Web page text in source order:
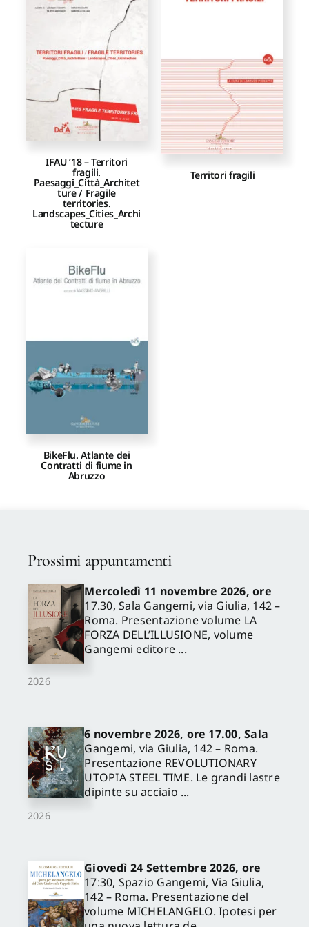
Proposte di pubblicazione
Gangemi Editore
Newsletter
IFAU ’18 – Territori
fragili.
Paesaggi_Città_Architet
ture / Fragile
territories.
Landscapes_Cities_Archi
tecture
Territori fragili
BikeFlu. Atlante dei
Contratti di fiume in
Abruzzo
Prossimi appuntamenti
2026
Mercoledì 11 novembre 2026, ore
17.30, Sala Gangemi, via Giulia, 142 –
Roma. Presentazione volume LA
FORZA DELL’ILLUSIONE, volume
Gangemi editore ...
2026
6 novembre 2026, ore 17.00, Sala
Gangemi, via Giulia, 142 – Roma.
Presentazione REVOLUTIONARY
UTOPIA STEEL TIME. Le grandi lastre
dipinte su acciaio ...
Giovedì 24 Settembre 2026, ore
17:30, Spazio Gangemi, Via Giulia,
142 – Roma. Presentazione del
volume MICHELANGELO. Ipotesi per